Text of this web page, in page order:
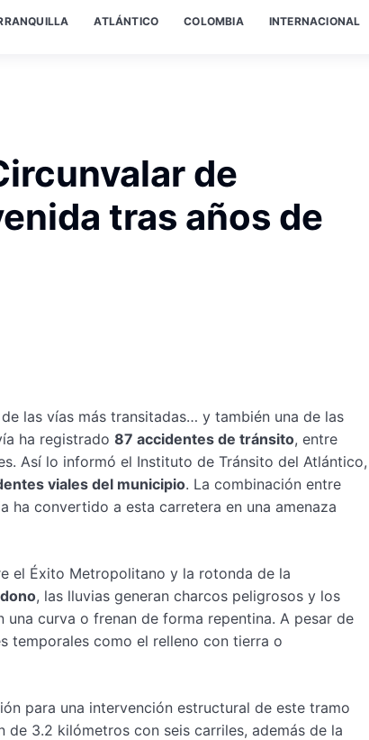
ATLÁNTICO COLOMBIA INTERNACIONAL
de
tras años de
las vías más transitadas… y también una de las
ha registrado 87 accidentes de tránsito, entre
Así lo informó el Instituto de Tránsito del Atlántico,
viales del municipio. La combinación entre
ha convertido a esta carretera en una amenaza
el Éxito Metropolitano y la rotonda de la
, las lluvias generan charcos peligrosos y los
curva o frenan de forma repentina. A pesar de
temporales como el relleno con tierra o
para una intervención estructural de este tramo
de 3.2 kilómetros con seis carriles, además de la